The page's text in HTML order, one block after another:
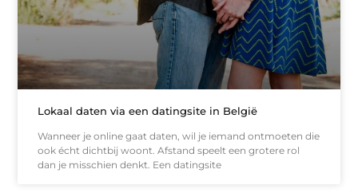
Lokaal daten via een datingsite in België
Wanneer je online gaat daten, wil je iemand ontmoeten die
ook écht dichtbij woont. Afstand speelt een grotere rol
dan je misschien denkt. Een datingsite